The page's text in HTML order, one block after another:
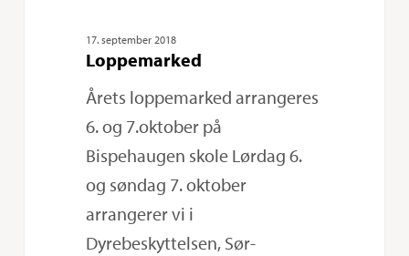
17. september 2018
Loppemarked
Årets loppemarked arrangeres
6. og 7.oktober på
Bispehaugen skole Lørdag 6.
og søndag 7. oktober
arrangerer vi i
Dyrebeskyttelsen, Sør-